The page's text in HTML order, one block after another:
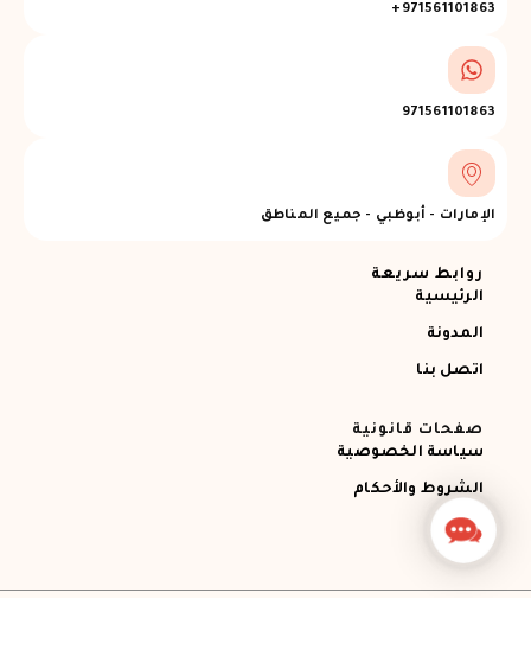
971561101863+
971561101863
الإمارات - أبوظبي - جميع المناطق
روابط سريعة
الرئيسية
المدونة
اتصل بنا
صفحات قانونية
سياسة الخصوصية
الشروط والأحكام
Contact
Us